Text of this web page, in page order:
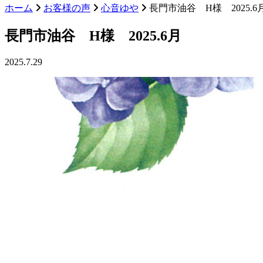
ホーム お客様の声 心音ゆや 長門市油谷 H様 2025.6
長門市油谷 H様 2025.6月
2025.7.29